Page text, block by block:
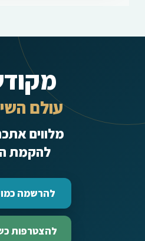
עולם
מלווים
להקמת
להרשמה
להצטרפות